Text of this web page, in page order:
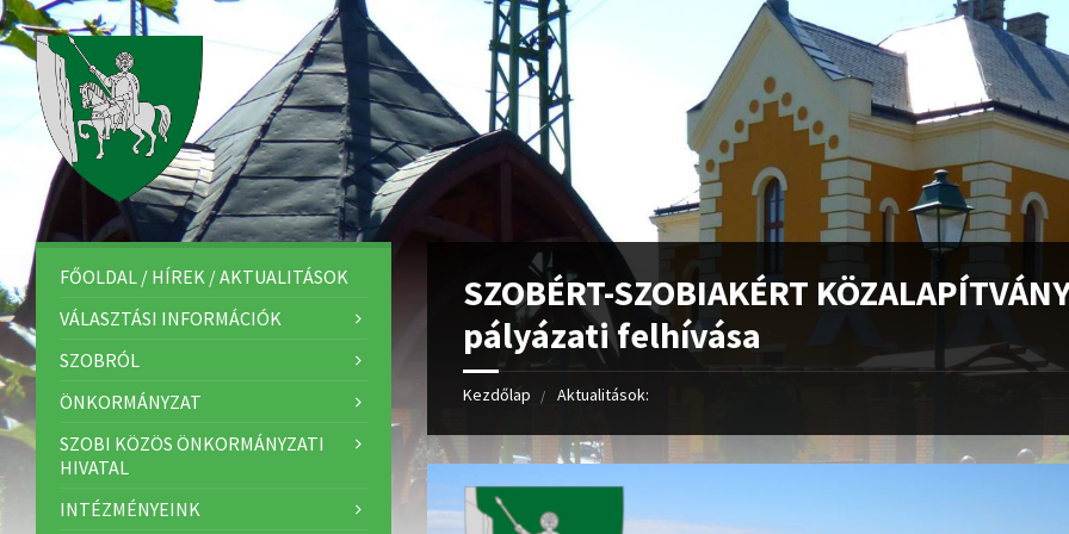
SZOBÉRT-SZOBIAKÉRT
pályázati felhívása
Kezdőlap Aktualitások:
FŐOLDAL / HÍREK / AKTUALITÁSOK
VÁLASZTÁSI INFORMÁCIÓK
SZOBRÓL
ÖNKORMÁNYZAT
SZOBI KÖZÖS ÖNKORMÁNYZATI
HIVATAL
INTÉZMÉNYEINK